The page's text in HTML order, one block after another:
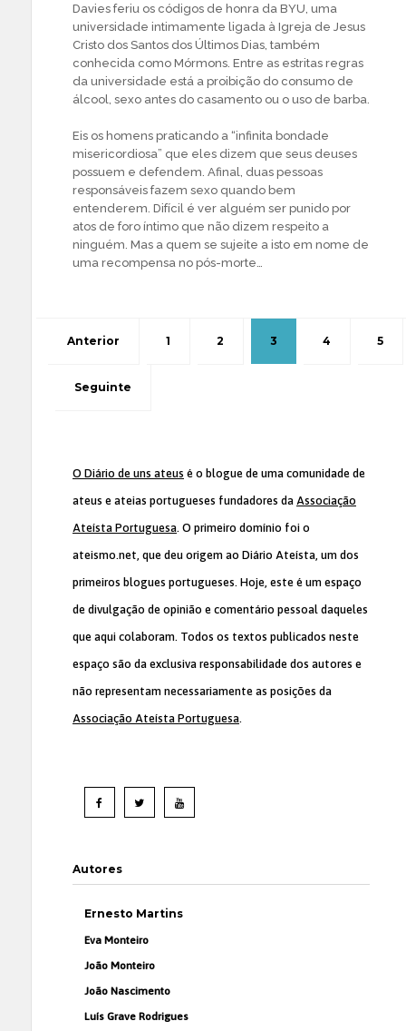
Davies feriu os códigos de honra da BYU, uma
universidade intimamente ligada à Igreja de Jesus
Cristo dos Santos dos Últimos Dias, também
conhecida como Mórmons. Entre as estritas regras
da universidade está a proibição do consumo de
álcool, sexo antes do casamento ou o uso de barba.
Eis os homens praticando a “infinita bondade
misericordiosa” que eles dizem que seus deuses
possuem e defendem. Afinal, duas pessoas
responsáveis fazem sexo quando bem
entenderem. Difícil é ver alguém ser punido por
atos de foro íntimo que não dizem respeito a
ninguém. Mas a quem se sujeite a isto em nome de
uma recompensa no pós-morte…
Anterior 1 2 3 4 5
Seguinte
O Diário de uns ateus é o blogue de uma comunidade de
ateus e ateias portugueses fundadores da Associação
Ateísta Portuguesa. O primeiro domínio foi o
ateismo.net, que deu origem ao Diário Ateísta, um dos
primeiros blogues portugueses. Hoje, este é um espaço
de divulgação de opinião e comentário pessoal daqueles
que aqui colaboram. Todos os textos publicados neste
espaço são da exclusiva responsabilidade dos autores e
não representam necessariamente as posições da
Associação Ateísta Portuguesa.
Autores
Ernesto Martins
Eva Monteiro
João Monteiro
João Nascimento
Luís Grave Rodrigues